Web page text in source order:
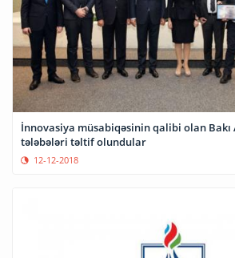
İnnovasiya müsabiqəsinin qalibi olan
tələbələri təltif olundular
12-12-2018